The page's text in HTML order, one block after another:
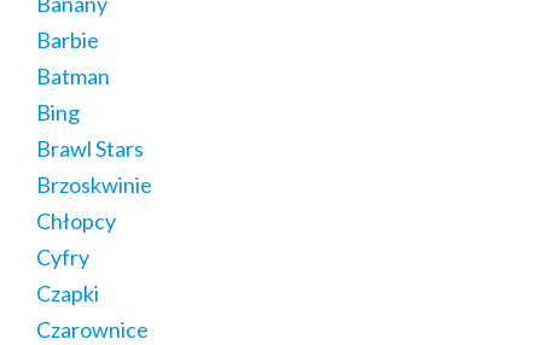
Barbie
Batman
Bing
Brawl Stars
Brzoskwinie
Chłopcy
Cyfry
Czapki
Czarownice